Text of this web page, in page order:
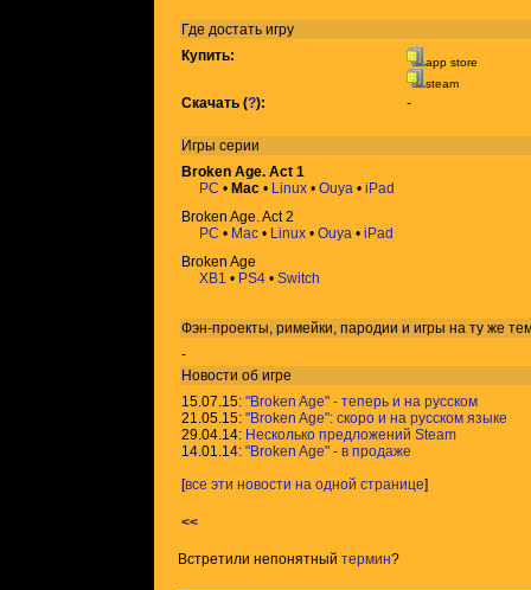
Где достать игру
Купить:
app store
steam
Скачать (?): -
Игры серии
Broken Age. Act 1
PC • Mac • Linux • Ouya • iPad
Broken Age. Act 2
PC • Mac • Linux • Ouya • iPad
Broken Age
XB1 • PS4 • Switch
Фэн-проекты, римейки, пародии и игры на ту же
-
Новости об игре
15.07.15: "Broken Age" - теперь и на русском
21.05.15: "Broken Age": скоро и на русском языке
29.04.14: Несколько предложений Steam
14.01.14: "Broken Age" - в продаже
[все эти новости на одной странице]
<<
Встретили непонятный термин?